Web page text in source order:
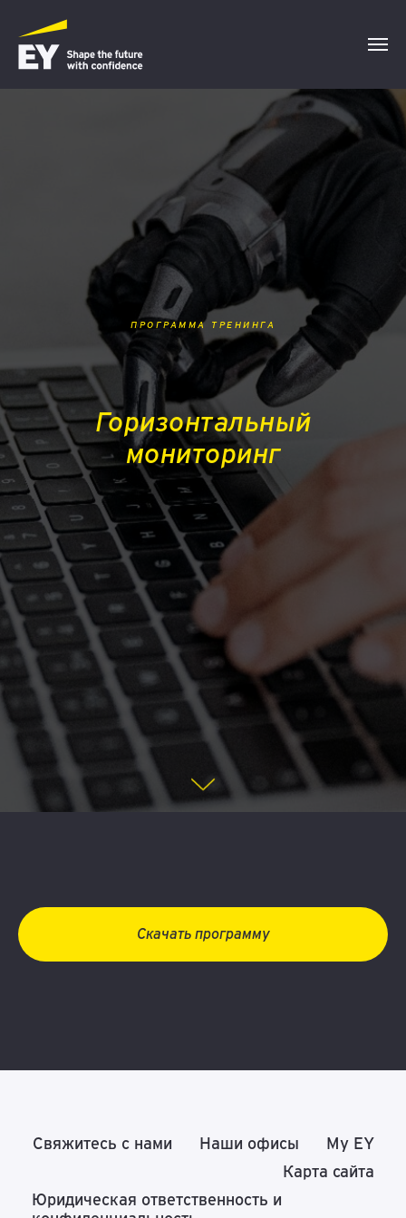
ПРОГРАММА ТРЕНИНГА
Горизонтальный
мониторинг
Скачать программу
Свяжитесь с нами Наши офисы
My EY
Карта сайта
Юридическая ответственность и